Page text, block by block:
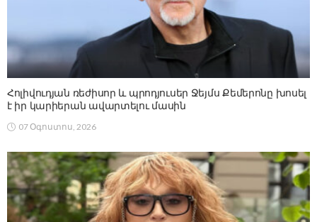
Հոլիվուդյան ռեժիսոր և պրոդյուսեր Ջեյմս Քեմերոնը խոսել
է իր կարիերան ավարտելու մասին
07 Օգոստոս, 2026